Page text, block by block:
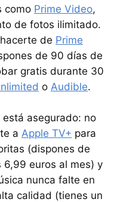
como Prime Video,
de fotos ilimitado.
de Prime
de 90 días de
gratis durante 30
o Audible.
asegurado: no
a Apple TV+ para
(dispones de
euros al mes) y
nunca falte en
calidad (tienes un